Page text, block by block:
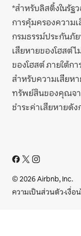
*สำหรับลิสติ้งในรั
การคุ้มครองความ
กรมธรรม์ประกันภั
เสียหายของโฮสต์
ของโฮสต์ ภายใต้ก
สำหรับความเสียห
ทรัพย์สินของคุณจา
ชำระค่าเสียหายดัง
© 2026 Airbnb, Inc.
ความเป็นส่วนตัว·เงื่อ